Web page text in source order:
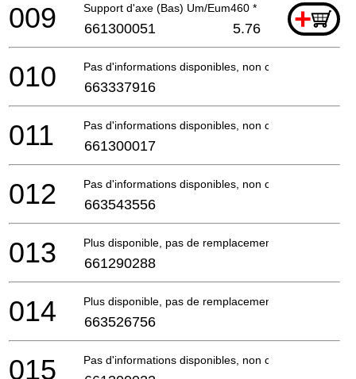
Support d'axe (Bas) Um/Eum460 * +
009 661300051 5.76
Pas d'informations disponibles, non commandable
010 663337916
Pas d'informations disponibles, non commandable
011 661300017
Pas d'informations disponibles, non commandable
012 663543556
Plus disponible, pas de remplacement
013 661290288
Plus disponible, pas de remplacement
014 663526756
Pas d'informations disponibles, non commandable
015